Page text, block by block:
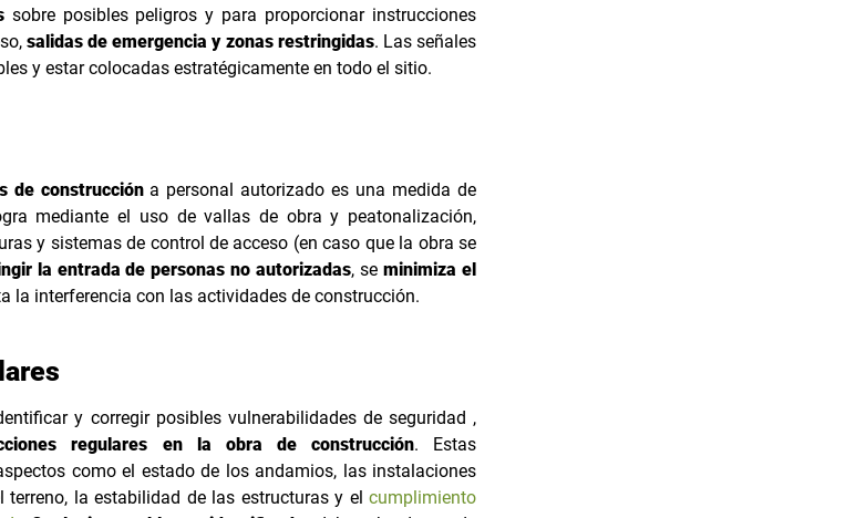
sobre posibles peligros y para proporcionar instrucciones
salidas de emergencia y zonas restringidas. Las señales
y estar colocadas estratégicamente en todo el sitio.
de construcción a personal autorizado es una medida de
mediante el uso de vallas de obra y peatonalización,
y sistemas de control de acceso (en caso que la obra se
la entrada de personas no autorizadas, seminimiza el
la interferencia con las actividades de construcción.
y corregir posibles vulnerabilidades de seguridad ,
regulares en la obra de construcción. Estas
como el estado de los andamios, las instalaciones
terreno, la estabilidad de las estructuras y el cumplimiento